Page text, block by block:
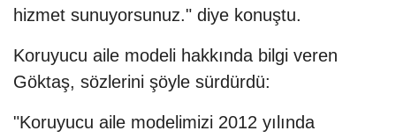
hizmet sunuyorsunuz." diye konuştu.
Koruyucu aile modeli hakkında bilgi veren
Göktaş, sözlerini şöyle sürdürdü:
"Koruyucu aile modelimizi 2012 yılında